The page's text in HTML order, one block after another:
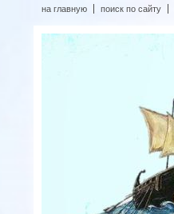
на главную поиск по сайту